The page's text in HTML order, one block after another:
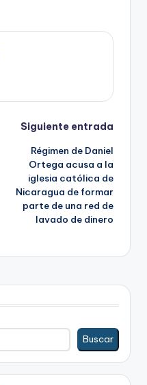
Siguiente entrada
Régimen de Daniel
Ortega acusa a la
iglesia católica de
Nicaragua de formar
parte de una red de
lavado de dinero
Buscar